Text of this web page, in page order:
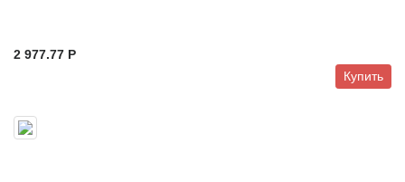
2 977.77 P
Купить